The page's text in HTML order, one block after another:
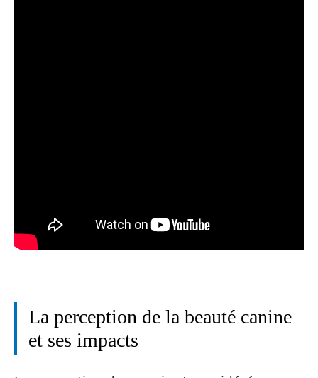
La perception de la beauté canine
et ses impacts